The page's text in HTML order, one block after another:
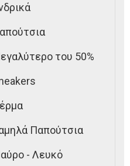
του 50%
Παπούτσια
- Λευκό